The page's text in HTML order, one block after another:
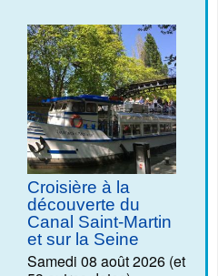
Croisière à la
découverte du
Canal Saint-Martin
et sur la Seine
Samedi 08 août 2026 (et